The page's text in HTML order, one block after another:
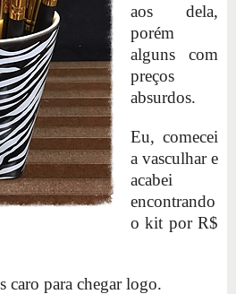
aos dela,
porém
alguns com
preços
absurdos.
Eu, comecei
a vasculhar e
acabei
encontrando
o kit por R$
caro para chegar logo.